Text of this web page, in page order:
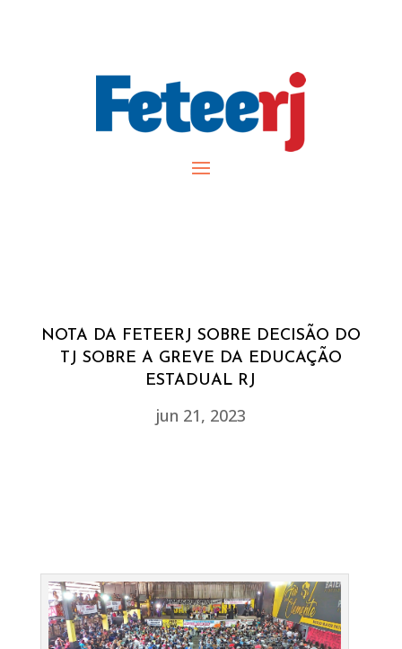
NOTA DA FETEERJ SOBRE DECISÃO DO
TJ SOBRE A GREVE DA EDUCAÇÃO
ESTADUAL RJ
jun 21, 2023